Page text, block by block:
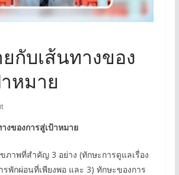
กับเส้นทางของ
หมาย
งของการสู่เป้าหมาย
ภาพที่สำคัญ 3 อย่าง (ทักษะการดูแลเรื่อง
รพักผ่อนที่เพียงพอ และ 3) ทักษะของการ